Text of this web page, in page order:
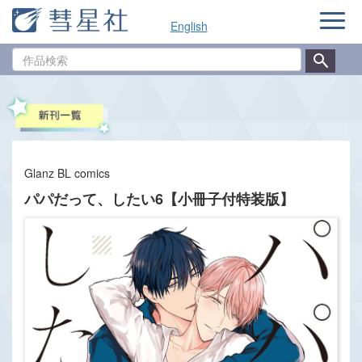
English
品
ナ
ゲ
Glanz BL comics
パパだって、したい6【小冊子付特装版】